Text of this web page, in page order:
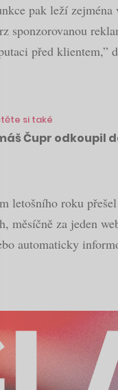
pak leží
sponzorovanou
před klientem,”
si také
Čupr odkoupil
letošního roku
měsíčně za jeden
automaticky